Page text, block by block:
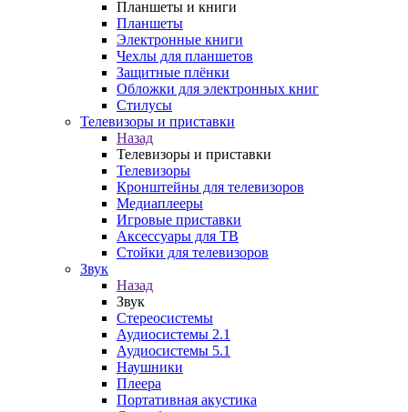
Планшеты и книги
Планшеты
Электронные книги
Чехлы для планшетов
Защитные плёнки
Обложки для электронных книг
Стилусы
Телевизоры и приставки
Назад
Телевизоры и приставки
Телевизоры
Кронштейны для телевизоров
Медиаплееры
Игровые приставки
Аксессуары для ТВ
Стойки для телевизоров
Звук
Назад
Звук
Стереосистемы
Аудиосистемы 2.1
Аудиосистемы 5.1
Наушники
Плеера
Портативная акустика